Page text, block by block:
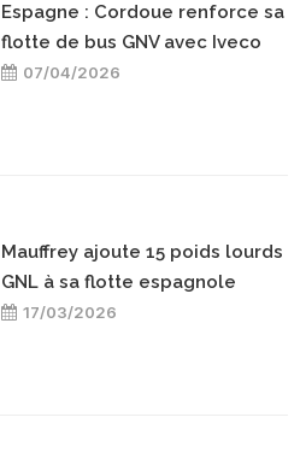
Espagne : Cordoue renforce sa
flotte de bus GNV avec Iveco
07/04/2026
Mauffrey ajoute 15 poids lourds
GNL à sa flotte espagnole
17/03/2026